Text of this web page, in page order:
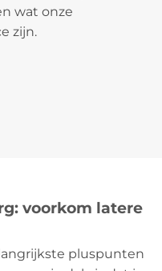
wat onze
zijn.
voorkom latere
pluspunten